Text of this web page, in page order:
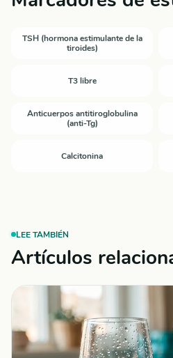
TSH (hormona estimulante de la
tiroides)
T3 libre
Anticuerpos antitiroglobulina
(anti-Tg)
Calcitonina
LEE TAMBIÉN
Artículos